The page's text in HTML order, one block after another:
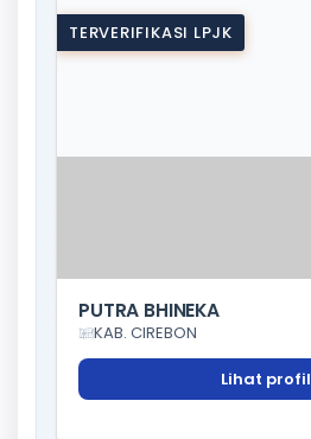
TERVERIFIKASI LPJK
PUTRA BHINEKA
KAB. CIREBON
Lihat profil